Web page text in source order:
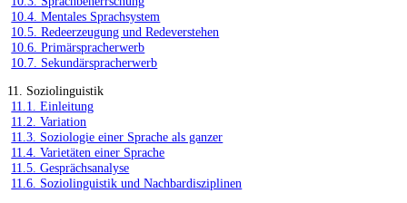
10.4. Mentales Sprachsystem
10.5. Redeerzeugung und Redeverstehen
10.6. Primärspracherwerb
10.7. Sekundärspracherwerb
11. Soziolinguistik
11.1. Einleitung
11.2. Variation
11.3. Soziologie einer Sprache als ganzer
11.4. Varietäten einer Sprache
11.5. Gesprächsanalyse
11.6. Soziolinguistik und Nachbardisziplinen